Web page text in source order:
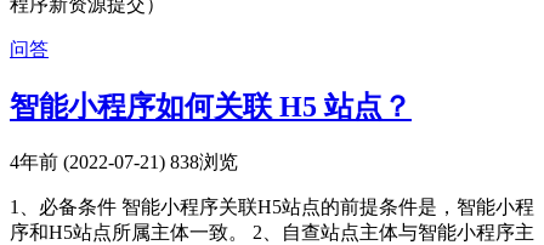
程序新资源提交）
问答
智能小程序如何关联 H5 站点？
4年前 (2022-07-21) 838浏览
1、必备条件 智能小程序关联H5站点的前提条件是，智能小程
序和H5站点所属主体一致。 2、自查站点主体与智能小程序主